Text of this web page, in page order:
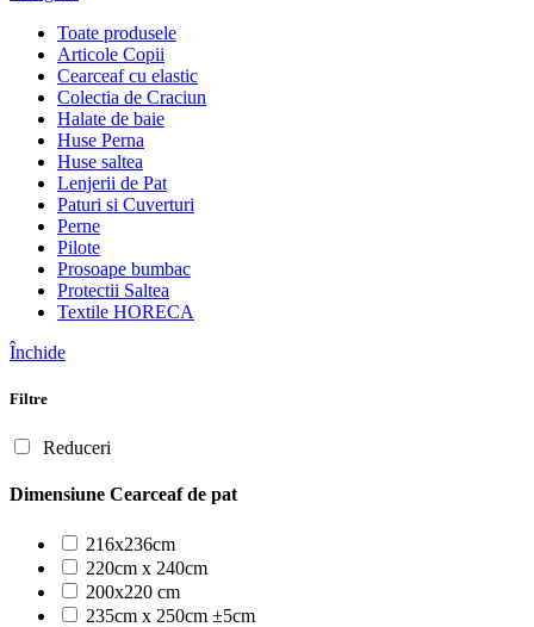
Toate produsele
Articole Copii
Cearceaf cu elastic
Colectia de Craciun
Halate de baie
Huse Perna
Huse saltea
Lenjerii de Pat
Paturi si Cuverturi
Perne
Pilote
Prosoape bumbac
Protectii Saltea
Textile HORECA
Închide
Filtre
Reduceri
Dimensiune Cearceaf de pat
216x236cm
220cm x 240cm
200x220 cm
235cm x 250cm ±5cm